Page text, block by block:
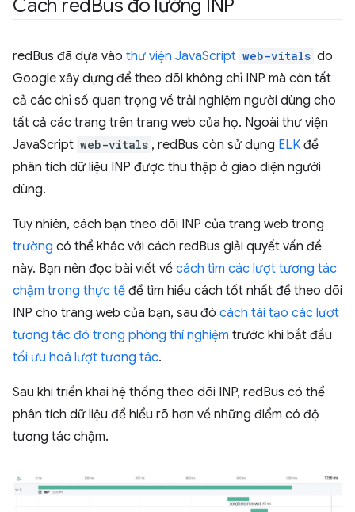
Cách redBus đo lường INP
redBus đã dựa vào thư viện JavaScript web-vitals do
Google xây dựng để theo dõi không chỉ INP mà còn tất
cả các chỉ số quan trọng về trải nghiệm người dùng cho
tất cả các trang trên trang web của họ. Ngoài thư viện
JavaScript web-vitals , redBus còn sử dụng ELK để
phân tích dữ liệu INP được thu thập ở giao diện người
dùng.
Tuy nhiên, cách bạn theo dõi INP của trang web trong
trường có thể khác với cách redBus giải quyết vấn đề
này. Bạn nên đọc bài viết về cách tìm các lượt tương tác
chậm trong thực tế để tìm hiểu cách tốt nhất để theo dõi
INP cho trang web của bạn, sau đó cách tái tạo các lượt
tương tác đó trong phòng thí nghiệm trước khi bắt đầu
tối ưu hoá lượt tương tác.
Sau khi triển khai hệ thống theo dõi INP, redBus có thể
phân tích dữ liệu để hiểu rõ hơn về những điểm có độ
tương tác chậm.